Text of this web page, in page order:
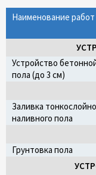
Наименование работ
Устройство
пола (до 3 см)
Заливка
наливного пола
Грунтовка пола